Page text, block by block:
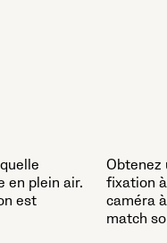
en plein air.
est
Obtenez
fixation
caméra
match